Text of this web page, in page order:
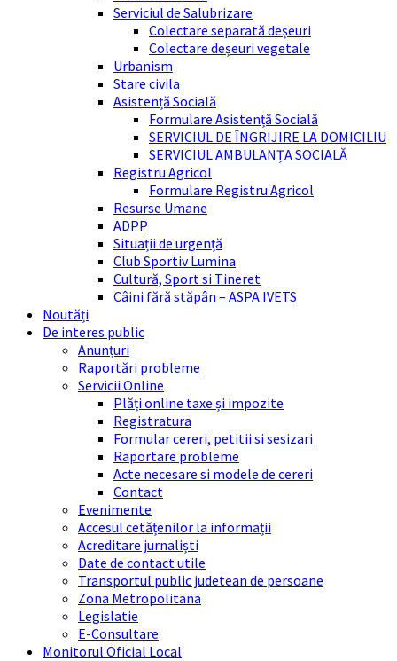
Serviciul de Salubrizare
Colectare separată deșeuri
Colectare deșeuri vegetale
Urbanism
Stare civila
Asistență Socială
Formulare Asistență Socială
SERVICIUL DE ÎNGRIJIRE LA DOMICILIU
SERVICIUL AMBULANȚA SOCIALĂ
Registru Agricol
Formulare Registru Agricol
Resurse Umane
ADPP
Situații de urgență
Club Sportiv Lumina
Cultură, Sport si Tineret
Câini fără stăpân – ASPA IVETS
Noutăți
De interes public
Anunțuri
Raportări probleme
Servicii Online
Plăți online taxe și impozite
Registratura
Formular cereri, petitii si sesizari
Raportare probleme
Acte necesare si modele de cereri
Contact
Evenimente
Accesul cetățenilor la informații
Acreditare jurnaliști
Date de contact utile
Transportul public judetean de persoane
Zona Metropolitana
Legislatie
E-Consultare
Monitorul Oficial Local